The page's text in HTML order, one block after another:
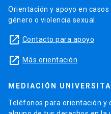
Orientación y apoyo en
género o violencia sexual.
launch Contacto para apoyo
launch Más orientación
MEDIACIÓN
Teléfonos para orientación y